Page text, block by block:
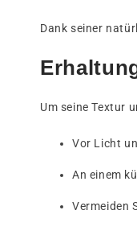
Dank seiner
Um seine Textur
Vor Licht
An einem
Vermeiden